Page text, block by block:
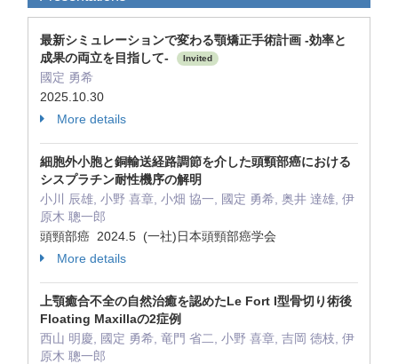
最新シミュレーションで変わる顎矯正手術計画 -効率と
成果の両立を目指して-
Invited
國定 勇希
2025.10.30
More details
細胞外小胞と銅輸送経路調節を介した頭頸部癌における
シスプラチン耐性機序の解明
小川 辰雄, 小野 喜章, 小畑 協一, 國定 勇希, 奥井 達雄, 伊
原木 聰一郎
頭頸部癌 2024.5 (一社)日本頭頸部癌学会
More details
上顎癒合不全の自然治癒を認めたLe Fort I型骨切り術後
Floating Maxillaの2症例
西山 明慶, 國定 勇希, 竜門 省二, 小野 喜章, 吉岡 徳枝, 伊
原木 聰一郎